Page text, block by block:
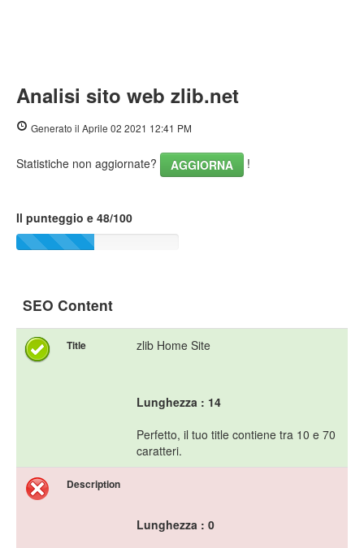
Analisi sito web zlib.net
Generato il Aprile 02 2021 12:41 PM
Statistiche non aggiornate? AGGIORNA !
Il punteggio e 48/100
SEO Content
Title zlib Home Site
Lunghezza : 14
Perfetto, il tuo title contiene tra 10 e 70
caratteri.
Description
Lunghezza : 0